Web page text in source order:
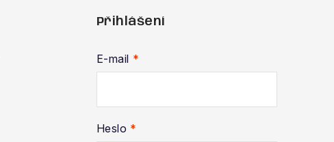
Přihlášení
E-mail
Heslo